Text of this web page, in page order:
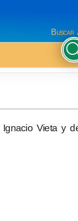
Buscar
Vieta y